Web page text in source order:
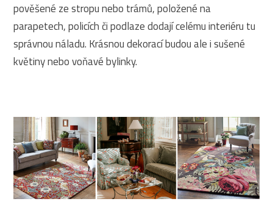
pověšené ze stropu nebo trámů, položené na
parapetech, policích či podlaze dodají celému interiéru tu
správnou náladu. Krásnou dekorací budou ale i sušené
květiny nebo voňavé bylinky.